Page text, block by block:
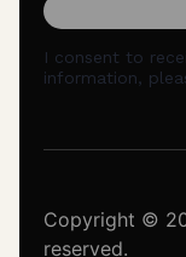
I consent to
information,
Copyright ©
reserved.